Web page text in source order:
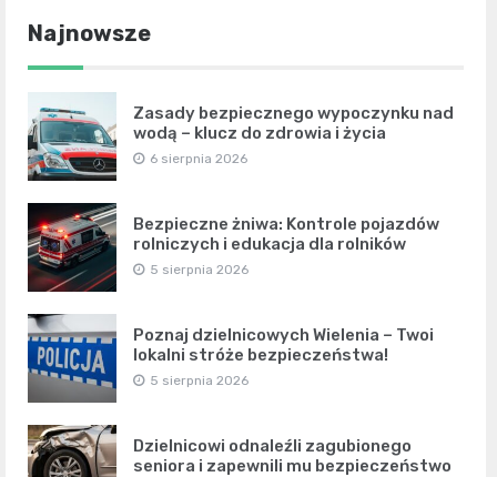
Najnowsze
Zasady bezpiecznego wypoczynku nad
wodą – klucz do zdrowia i życia
6 sierpnia 2026
Bezpieczne żniwa: Kontrole pojazdów
rolniczych i edukacja dla rolników
5 sierpnia 2026
Poznaj dzielnicowych Wielenia – Twoi
lokalni stróże bezpieczeństwa!
5 sierpnia 2026
Dzielnicowi odnaleźli zagubionego
seniora i zapewnili mu bezpieczeństwo